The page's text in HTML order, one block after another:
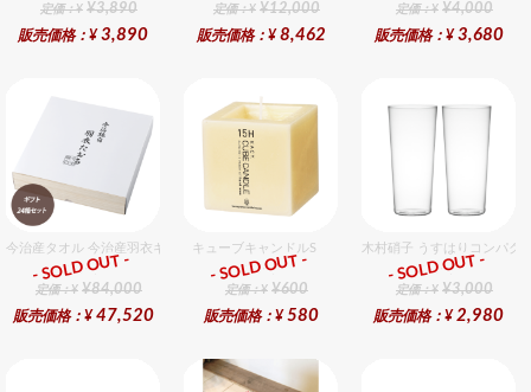
定価：¥ ¥3,890
販売価格：¥ 3,890
定価：¥ ¥12,000
販売価格：¥ 8,462
定価：¥ ¥4,000
販売価格：¥ 3,680
今治産タオル 今治産羽衣ギフトバスタオル 24個入セット
ギフト
定価：¥ ¥84,000
販売価格：¥ 47,520
- SOLD OUT -
キューブキャンドルS
ギフト
定価：¥ ¥600
販売価格：¥ 580
- SOLD OUT -
木村硝子 うすはりコンパク
ギフト
定価：¥ ¥3,000
販売価格：¥ 2,980
- SOLD OUT -